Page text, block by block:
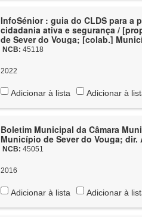
InfoSénior : guia do CLDS para a
cidadania ativa e segurança /
de Sever do Vouga; [colab.]
NCB:45118
2022
Adicionar à lista Adicionar à
Boletim Municipal da Câmara
Município de Sever do Vouga;
NCB:45051
2016
Adicionar à lista Adicionar à